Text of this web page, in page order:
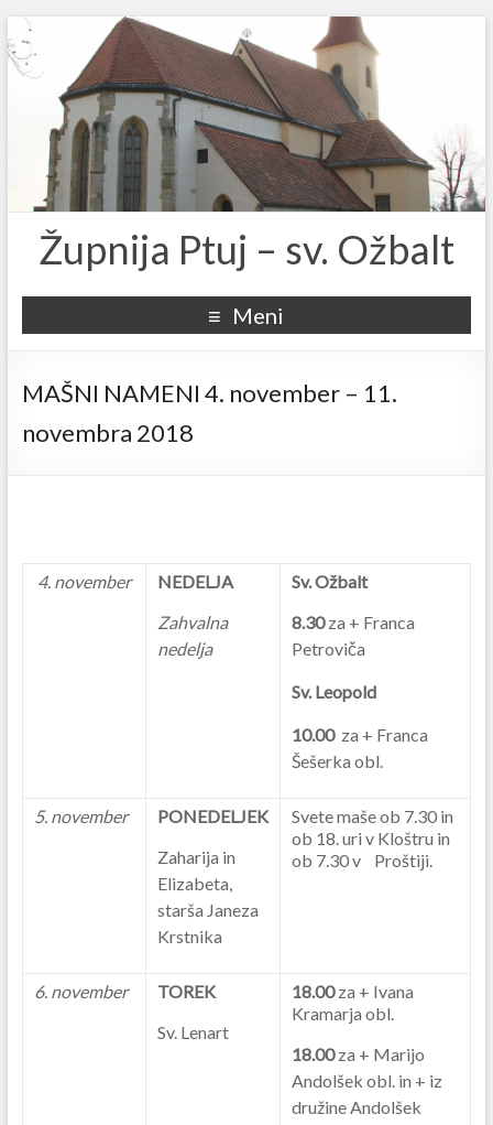
Župnija Ptuj – sv. Ožbalt
Meni
MAŠNI NAMENI 4. november – 11.
novembra 2018
4. november
NEDELJA
Zahvalna
nedelja
Sv. Ožbalt
8.30za + Franca
Petroviča
Sv. Leopold
10.00za + Franca
Šešerka obl.
5. november
PONEDELJEK
Zaharija in
Elizabeta,
starša Janeza
Krstnika
Svete maše ob 7.30 in
ob 18. uri v Kloštru in
ob 7.30 v Proštiji.
6. november
TOREK
Sv. Lenart
18.00za + Ivana
Kramarja obl.
18.00za + Marijo
Andolšek obl. in + iz
družine Andolšek